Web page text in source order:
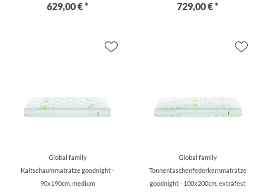
629,00 € * 729,00 € *
Global family
Kaltschaummatratze goodnight -
90x190cm, medium
Global family
Tonnentaschenfederkernmatratze
goodnight - 100x200cm, extrafest